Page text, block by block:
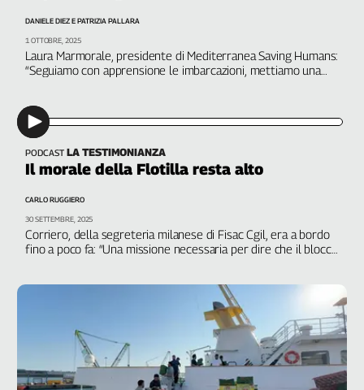
Laura Marmorale, presidente di Mediterranea Saving Humans:
“Seguiamo con apprensione le imbarcazioni, mettiamo una
DANIELE DIEZ E PATRIZIA PALLARA
1 OTTOBRE, 2025
PODCAST LA TESTIMONIANZA
Il morale della Flotilla resta alto
Corriero, della segreteria milanese di Fisac Cgil, era a bordo
fino a poco fa: “Una missione necessaria per dire che il blocco
CARLO RUGGIERO
30 SETTEMBRE, 2025